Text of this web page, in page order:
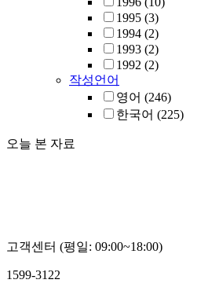
1995 (3)
1994 (2)
1993 (2)
1992 (2)
작성언어
영어 (246)
한국어 (225)
오늘 본 자료
고객센터 (평일: 09:00~18:00)
1599-3122